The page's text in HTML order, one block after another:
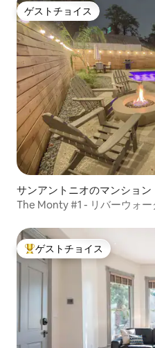
ゲストチョイス
ゲストチョイス
サンアントニオのマンション
The Monty #1 - リバーウォ
大好評のゲストチョイスです。
ゲストチョイス